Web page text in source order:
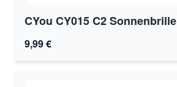
CYou CY015 C2 Sonnenbrille
9,99 €